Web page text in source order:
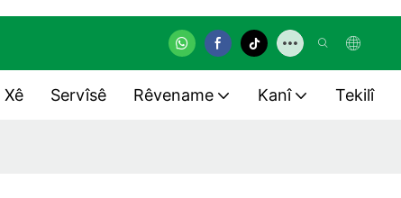
Xê Servîsê Rêvename Kanî Tekilî